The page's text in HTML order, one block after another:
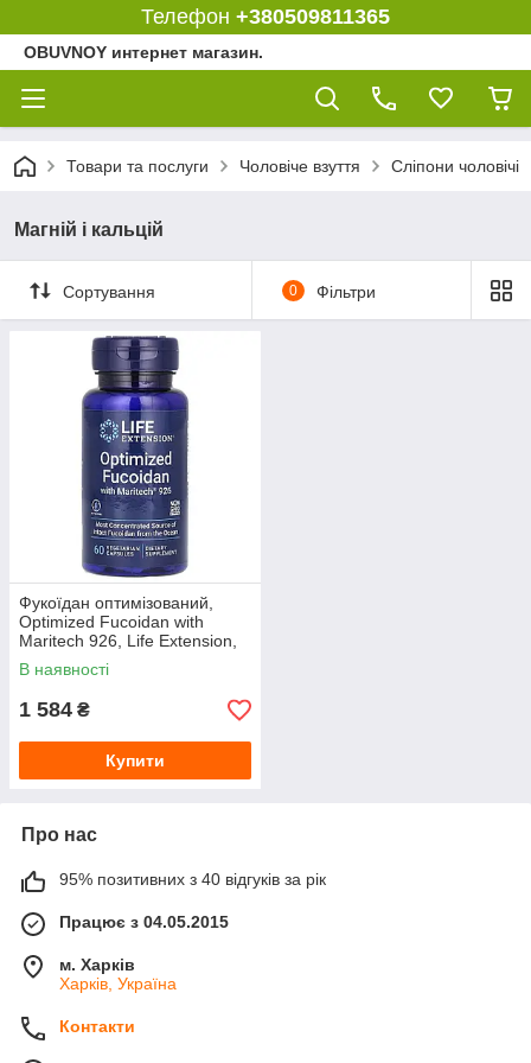
Телефон +380509811365
OBUVNOY интернет магазин.
Товари та послуги Чоловіче взуття Сліпони чоловічі
Магній і кальцій
Сортування 0 Фільтри
Фукоїдан оптимізований,
Optimized Fucoidan with
Maritech 926, Life Extension,
60 вегетаріанських капсул
В наявності
1 584 ₴
Купити
Про нас
95% позитивних з 40 відгуків за рік
Працює з 04.05.2015
м. Харків
Харків, Україна
Контакти